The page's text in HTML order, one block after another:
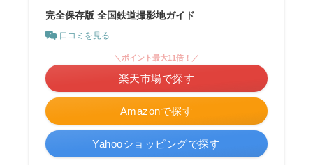
完全保存版 全国鉄道撮影地ガイド
口コミを見る
Amazonで探す
＼ポイント最大11倍！／
楽天市場で探す
Yahooショッピングで探す